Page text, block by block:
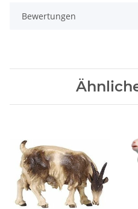
Bewertungen